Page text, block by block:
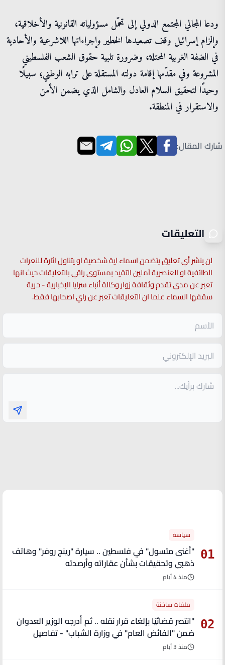
‏ودعا المجالي المجتمع الدولي إلى تحمّل مسؤولياته القانونية والأخلاقية،
وإلزام إسرائيل وقف تصعيدها الخطير وإجراءاتها اللاشرعية والأحادية
في الضفة الغربية المحتلة، وضرورة تلبية حقوق الشعب الفلسطيني
المشروعة وفي مقدّمها إقامة دولته المستقلة على ترابه الوطني؛ سبيلًا
وحيدًا لتحقيق السلام العادل والشامل الذي يضمن الأمن
والاستقرار في المنطقة.
شارك المقال:
التعليقات
لن ينشر أي تعليق يتضمن اسماء اية شخصية او يتناول اثارة للنعرات
الطائفية او العنصرية آملين التقيد بمستوى راقي بالتعليقات حيث انها
تعبر عن مدى تقدم وثقافة زوار وكالة أنباء سرايا الإخبارية - حرية
سقفها السماء علما ان التعليقات تعبر عن راي اصحابها فقط.
01
سياسة
"أغنى متسول" في فلسطين .. سيارة "رينج روفر" وهاتف
ذهبي وتحقيقات بشأن عقاراته وأرصدته
منذ 4 أيام
02
ملفات ساخنة
"انتصر قضائيًا بإلغاء قرار نقله .. ثم أُدرجه الوزير العدوان
ضمن "الفائض العام" في وزارة الشباب" - تفاصيل
منذ 3 أيام